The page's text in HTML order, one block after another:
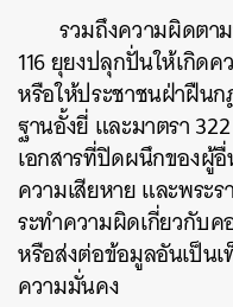
รวมถึงความผิดตา
116 ยุยงปลุกปั่นให้เกิด
หรือให้ประชาชนฝ่าฝืน
ฐานอั้งยี่ และมาตรา
เอกสารที่ปิดผนึกของผู้
ความเสียหาย และพร
ระทำความผิดเกี่ยวกับค
หรือส่งต่อข้อมูลอันเป็น
ความมั่นคง